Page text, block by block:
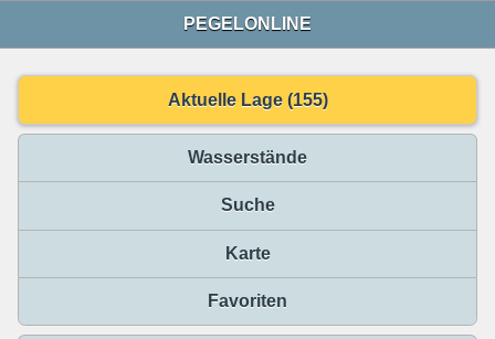
PEGELONLINE
Aktuelle Lage (155)
Wasserstände
Suche
Karte
Favoriten